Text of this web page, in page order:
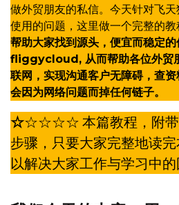
做外贸朋友的私信。今天针对飞
使用的问题，这里做一个完整的教
帮助大家找到源头，便宜而稳定
fliggycloud, 从而帮助各位外贸
联网，实现沟通客户无障碍，查
会因为网络问题而掉任何链子。
☆☆☆☆☆ 本篇教程，附
步骤，只要大家完整地读
以解决大家工作与学习中的